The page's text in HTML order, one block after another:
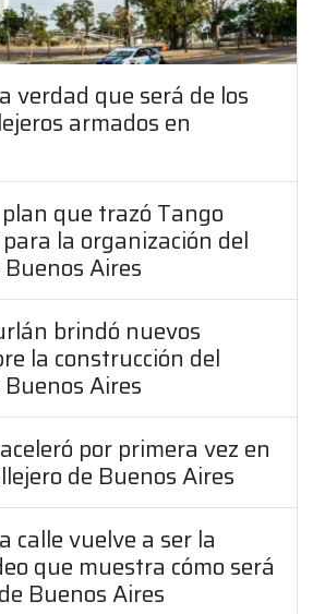
verdad que será de los
armados en
que trazó Tango
la organización del
Aires
brindó nuevos
la construcción del
Aires
por primera vez en
de Buenos Aires
calle vuelve a ser la
que muestra cómo será
Buenos Aires